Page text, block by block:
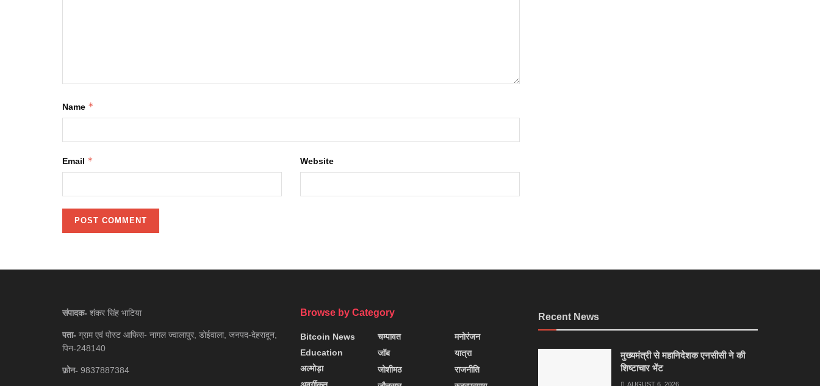
Name *
Email * Website
संपादक- शंकर सिंह भाटिया
पता- ग्राम एवं पोस्ट आफिस- नागल ज्वालापुर, डोईवाला, जनपद-देहरादून,
पिन-248140
फ़ोन- 9837887384
Browse by Category
Bitcoin News
Education
अल्मोड़ा
चम्पावत
जॉब
जोशीमठ
मनोरंजन
यात्रा
राजनीति
Recent News
मुख्यमंत्री से महानिदेशक एनसीसी ने की
शिष्टाचार भेंट
AUGUST 6, 2026